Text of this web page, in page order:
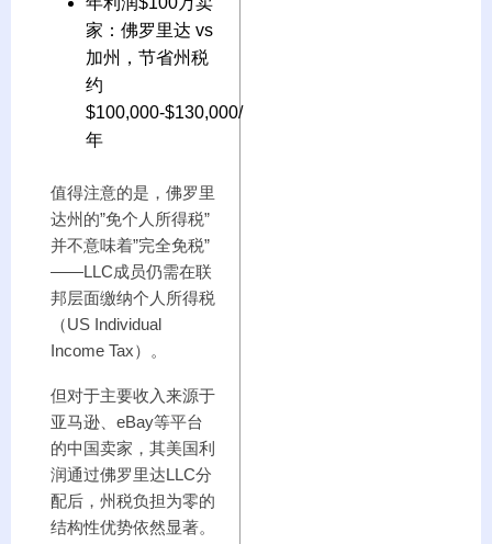
家：佛罗里达 vs
加州，节省州税
约
$100,000-$130,000/
年
值得注意的是，佛罗里
达州的”免个人所得税”
并不意味着”完全免税”
——LLC成员仍需在联
邦层面缴纳个人所得税
（US Individual
Income Tax）。
但对于主要收入来源于
亚马逊、eBay等平台
的中国卖家，其美国利
润通过佛罗里达LLC分
配后，州税负担为零的
结构性优势依然显著。